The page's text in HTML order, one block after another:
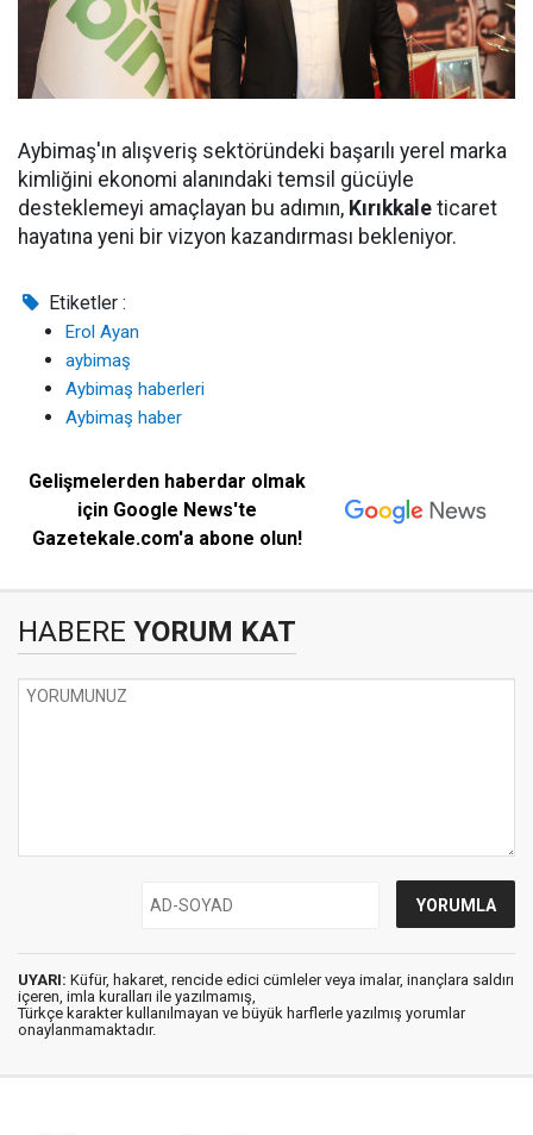
Aybimaş'ın alışveriş sektöründeki başarılı yerel marka
kimliğini ekonomi alanındaki temsil gücüyle
desteklemeyi amaçlayan bu adımın, Kırıkkale ticaret
hayatına yeni bir vizyon kazandırması bekleniyor.
Etiketler :
Erol Ayan
aybimaş
Aybimaş haberleri
Aybimaş haber
Gelişmelerden haberdar olmak
için Google News'te
Gazetekale.com'a abone olun!
HABERE YORUM KAT
UYARI: Küfür, hakaret, rencide edici cümleler veya imalar, inançlara saldırı
içeren, imla kuralları ile yazılmamış,
Türkçe karakter kullanılmayan ve büyük harflerle yazılmış yorumlar
onaylanmamaktadır.